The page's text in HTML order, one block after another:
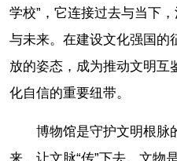
学校”，它连接过去与当下
与未来。在建设文化强国的
放的姿态，成为推动文明互
化自信的重要纽带。
博物馆是守护文明根脉
来、让文脉“传”下去。文物